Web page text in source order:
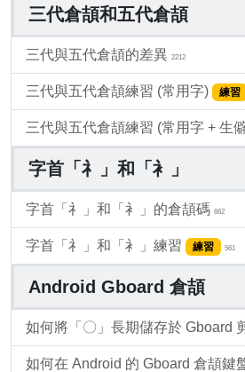
三代倉頡和五代倉頡
三代與五代倉頡的差異 2212
三代與五代倉頡練習 (常用字) 練習
三代與五代倉頡練習 (常用字 + 生
字首「礻」和「衤」
字首「礻」和「衤」的倉頡碼 662
字首「礻」和「衤」練習 練習 561
Android Gboard 倉頡
如何將「〇」長期儲存於 Gboard
如何在 Android 的 Gboard 倉頡鍵